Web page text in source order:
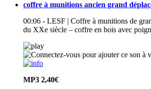
coffre à munitions ancien grand
00:06 - LESF | Coffre à munitions de
du XXe siècle – coffre en bois avec
MP3 2,40€